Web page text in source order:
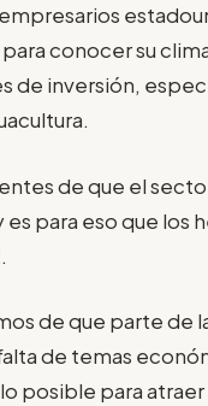
conocer su
de inversión,
de que el
es para eso que los
.
de que parte de
de temas
posible para atraer